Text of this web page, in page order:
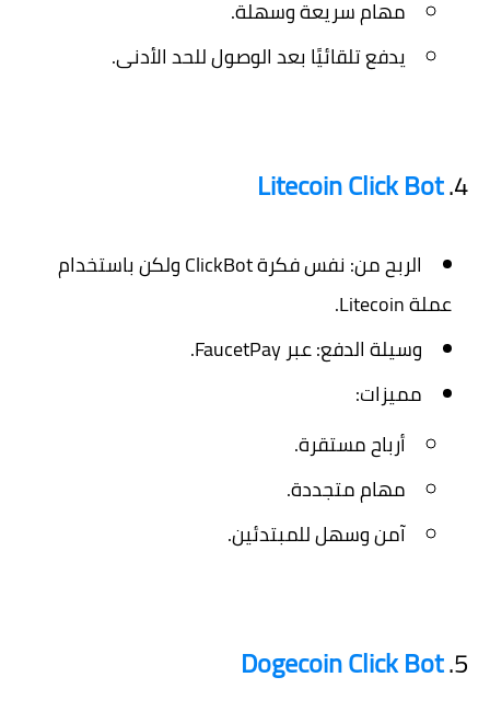
مهام سريعة وسهلة.
يدفع تلقائيًا بعد الوصول للحد الأدنى.
4.
Litecoin Click Bot
الربح من:
نفس فكرة ClickBot ولكن باستخدام
عملة Litecoin.
وسيلة الدفع:عبر FaucetPay.
مميزات:
أرباح مستقرة.
مهام متجددة.
آمن وسهل للمبتدئين.
5.
Dogecoin Click Bot